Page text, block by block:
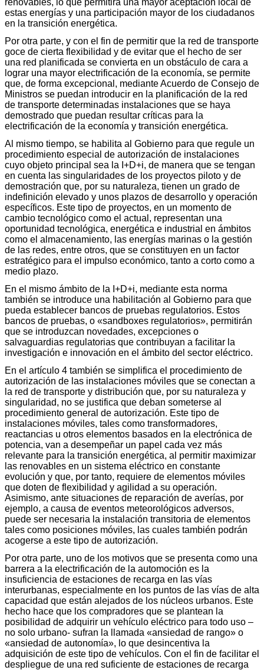
renovables, lo que permitirá una mayor aceptación local de
estas energías y una participación mayor de los ciudadanos
en la transición energética.
Por otra parte, y con el fin de permitir que la red de transporte
goce de cierta flexibilidad y de evitar que el hecho de ser
una red planificada se convierta en un obstáculo de cara a
lograr una mayor electrificación de la economía, se permite
que, de forma excepcional, mediante Acuerdo de Consejo de
Ministros se puedan introducir en la planificación de la red
de transporte determinadas instalaciones que se haya
demostrado que puedan resultar críticas para la
electrificación de la economía y transición energética.
Al mismo tiempo, se habilita al Gobierno para que regule un
procedimiento especial de autorización de instalaciones
cuyo objeto principal sea la I+D+i, de manera que se tengan
en cuenta las singularidades de los proyectos piloto y de
demostración que, por su naturaleza, tienen un grado de
indefinición elevado y unos plazos de desarrollo y operación
específicos. Este tipo de proyectos, en un momento de
cambio tecnológico como el actual, representan una
oportunidad tecnológica, energética e industrial en ámbitos
como el almacenamiento, las energías marinas o la gestión
de las redes, entre otros, que se constituyen en un factor
estratégico para el impulso económico, tanto a corto como a
medio plazo.
En el mismo ámbito de la I+D+i, mediante esta norma
también se introduce una habilitación al Gobierno para que
pueda establecer bancos de pruebas regulatorios. Estos
bancos de pruebas, o «sandboxes regulatorios», permitirán
que se introduzcan novedades, excepciones o
salvaguardias regulatorias que contribuyan a facilitar la
investigación e innovación en el ámbito del sector eléctrico.
En el artículo 4 también se simplifica el procedimiento de
autorización de las instalaciones móviles que se conectan a
la red de transporte y distribución que, por su naturaleza y
singularidad, no se justifica que deban someterse al
procedimiento general de autorización. Este tipo de
instalaciones móviles, tales como transformadores,
reactancias u otros elementos basados en la electrónica de
potencia, van a desempeñar un papel cada vez más
relevante para la transición energética, al permitir maximizar
las renovables en un sistema eléctrico en constante
evolución y que, por tanto, requiere de elementos móviles
que doten de flexibilidad y agilidad a su operación.
Asimismo, ante situaciones de reparación de averías, por
ejemplo, a causa de eventos meteorológicos adversos,
puede ser necesaria la instalación transitoria de elementos
tales como posiciones móviles, las cuales también podrán
acogerse a este tipo de autorización.
Por otra parte, uno de los motivos que se presenta como una
barrera a la electrificación de la automoción es la
insuficiencia de estaciones de recarga en las vías
interurbanas, especialmente en los puntos de las vías de alta
capacidad que están alejados de los núcleos urbanos. Este
hecho hace que los compradores que se plantean la
posibilidad de adquirir un vehículo eléctrico para todo uso –
no solo urbano- sufran la llamada «ansiedad de rango» o
«ansiedad de autonomía», lo que desincentiva la
adquisición de este tipo de vehículos. Con el fin de facilitar el
despliegue de una red suficiente de estaciones de recarga